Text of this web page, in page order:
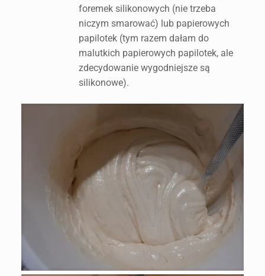
foremek silikonowych (nie trzeba
niczym smarować) lub papierowych
papilotek (tym razem dałam do
malutkich papierowych papilotek, ale
zdecydowanie wygodniejsze są
silikonowe).